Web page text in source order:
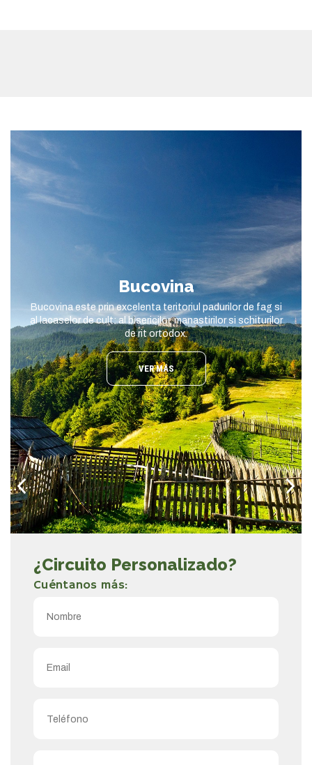
Bucovina
Bucovina este prin excelenta teritoriul padurilor de fag si
al lacaselor de cult: al bisericilor, manastirilor si schiturilor
de rit ortodox.
VER MÁS
¿Circuito Personalizado?
Cuéntanos más: